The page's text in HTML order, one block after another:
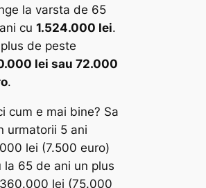
la varsta de 65
cu1.524.000 lei.
de peste
lei sau 72.000
.
cum e mai bine? Sa
urmatorii 5 ani
lei (7.500 euro)
la 65 de ani un plus
lei (75.000